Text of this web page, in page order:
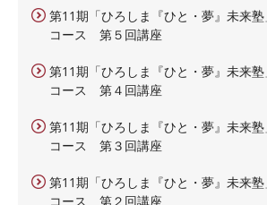
第11期「ひろしま『ひと・夢』未来
コース 第５回講座
第11期「ひろしま『ひと・夢』未来
コース 第４回講座
第11期「ひろしま『ひと・夢』未来
コース 第３回講座
第11期「ひろしま『ひと・夢』未来
コース 第２回講座